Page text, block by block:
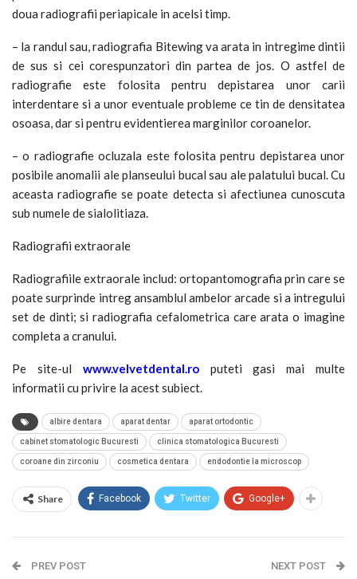
doua radiografii periapicale in acelsi timp.
– la randul sau, radiografia Bitewing va arata in intregime dintii
de sus si cei corespunzatori din partea de jos. O astfel de
radiografie este folosita pentru depistarea unor carii
interdentare si a unor eventuale probleme ce tin de densitatea
osoasa, dar si pentru evidentierea marginilor coroanelor.
– o radiografie ocluzala este folosita pentru depistarea unor
posibile anomalii ale planseului bucal sau ale palatului bucal. Cu
aceasta radiografie se poate detecta si afectiunea cunoscuta
sub numele de sialolitiaza.
Radiografii extraorale
Radiografiile extraorale includ: ortopantomografia prin care se
poate surprinde intreg ansamblul ambelor arcade si a intregului
set de dinti; si radiografia cefalometrica care arata o imagine
completa a cranului.
Pe site-ul www.velvetdental.roputeti gasi mai multe
informatii cu privire la acest subiect.
albire dentara aparat dentar aparat ortodontic
cabinet stomatologic Bucuresti clinica stomatologica Bucuresti
coroane din zirconiu cosmetica dentara endodontie la microscop
Share Facebook Twitter Google+
PREV POST NEXT POST